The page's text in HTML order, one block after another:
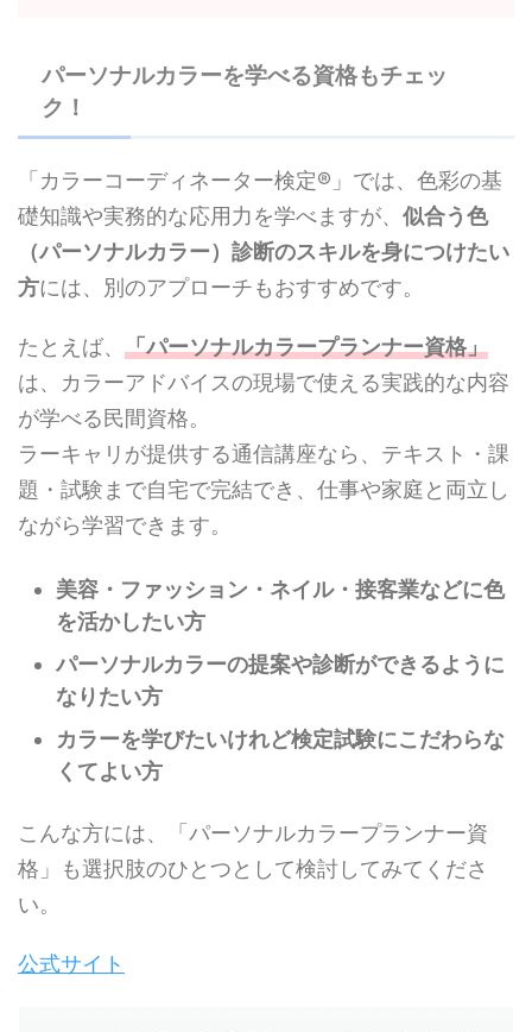
パーソナルカラーを学べる資格もチェッ
ク！
「カラーコーディネーター検定®」では、色彩の基
礎知識や実務的な応用力を学べますが、 似合う色
（パーソナルカラー）診断のスキルを身につけたい
方には、別のアプローチもおすすめです。
たとえば、 「パーソナルカラープランナー資格」
は、カラーアドバイスの現場で使える実践的な内容
が学べる民間資格。
ラーキャリが提供する通信講座なら、テキスト・課
題・試験まで自宅で完結でき、仕事や家庭と両立し
ながら学習できます。
美容・ファッション・ネイル・接客業などに色
を活かしたい方
パーソナルカラーの提案や診断ができるように
なりたい方
カラーを学びたいけれど検定試験にこだわらな
くてよい方
こんな方には、「パーソナルカラープランナー資
格」も選択肢のひとつとして検討してみてくださ
い。
公式サイト